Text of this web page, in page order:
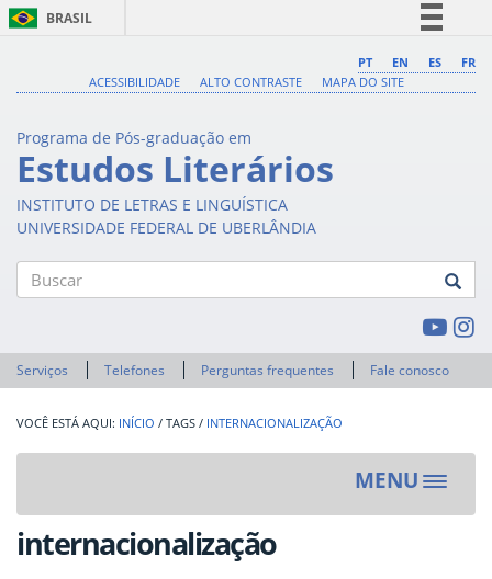
BRASIL
Comunica BR
Acesso à informação
Legislação
PT EN ES
FR
ACESSIBILIDADE
ALTO CONTRASTE MAPA DO SITE
Programa de Pós-graduação em
Estudos Literários
INSTITUTO DE LETRAS E LINGUÍSTICA
UNIVERSIDADE FEDERAL DE UBERLÂNDIA
Serviços Telefones Perguntas frequentes Fale conosco
INÍCIO / TAGS / INTERNACIONALIZAÇÃO
MENU
Toggle
internacionalização